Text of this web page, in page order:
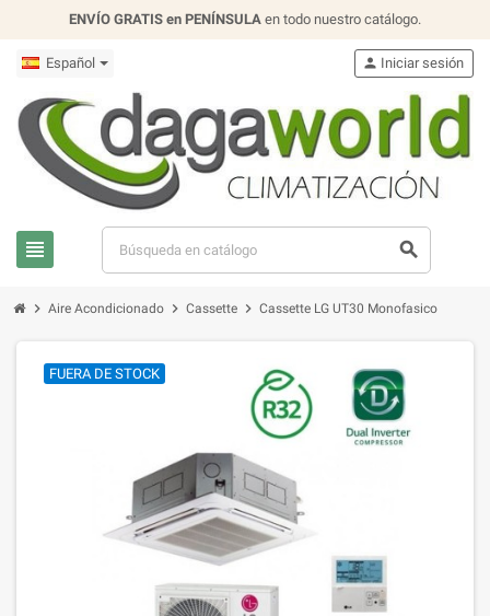
ENVÍO GRATIS en PENÍNSULA en todo nuestro catálogo.
Español
view_headline search
person Iniciar sesión
chevron_right Aire Acondicionado chevron_right Cassette chevron_right Cassette LG UT30 Monofasico
FUERA DE STOCK